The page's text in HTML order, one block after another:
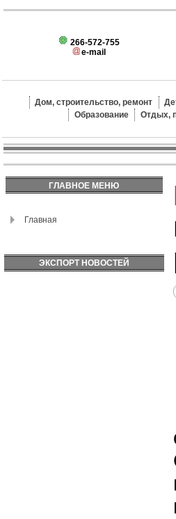
266-572-755
e-mail
Дом, строительство, ремонт
Образование
Отдых,
ГЛАВНОЕ МЕНЮ
Главная
ЭКСПОРТ НОВОСТЕЙ